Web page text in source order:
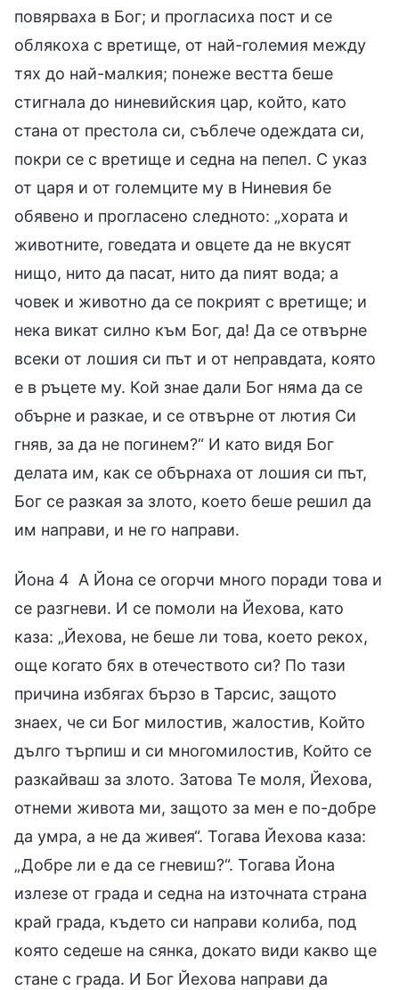
повярваха в Бог; и прогласиха пост и се
облякоха с вретище, от най-големия между
тях до най-малкия; понеже вестта беше
стигнала до ниневийския цар, който, като
стана от престола си, съблече одеждата си,
покри се с вретище и седна на пепел. С указ
от царя и от големците му в Ниневия бе
обявено и прогласено следното: „хората и
животните, говедата и овцете да не вкусят
нищо, нито да пасат, нито да пият вода; а
човек и животно да се покрият с вретище; и
нека викат силно към Бог, да! Да се отвърне
всеки от лошия си път и от неправдата, която
е в ръцете му. Кой знае дали Бог няма да се
обърне и разкае, и се отвърне от лютия Си
гняв, за да не погинем?“ И като видя Бог
делата им, как се обърнаха от лошия си път,
Бог се разкая за злото, което беше решил да
им направи, и не го направи.
Йона 4 А Йона се огорчи много поради това и
се разгневи. И се помоли на Йехова, като
каза: „Йехова, не беше ли това, което рекох,
още когато бях в отечеството си? По тази
причина избягах бързо в Тарсис, защото
знаех, че си Бог милостив, жалостив, Който
дълго търпиш и си многомилостив, Който се
разкайваш за злото. Затова Те моля, Йехова,
отнеми живота ми, защото за мен е по-добре
да умра, а не да живея“. Тогава Йехова каза:
„Добре ли е да се гневиш?“. Тогава Йона
излезе от града и седна на източната страна
край града, където си направи колиба, под
която седеше на сянка, докато види какво ще
стане с града. И Бог Йехова направи да